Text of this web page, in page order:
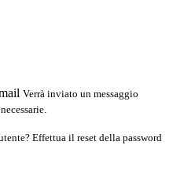
Verrà inviato un messaggio
Effettua il reset della password